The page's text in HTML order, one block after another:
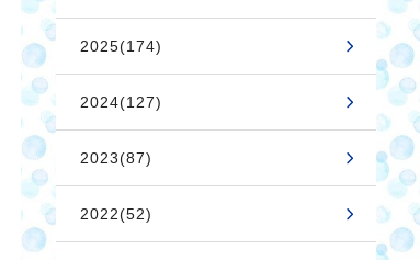
2025(174)
2024(127)
2023(87)
2022(52)